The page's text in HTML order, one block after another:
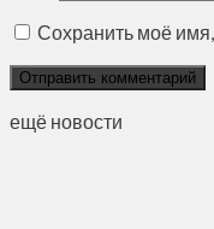
Сохранить моё
ещё новости